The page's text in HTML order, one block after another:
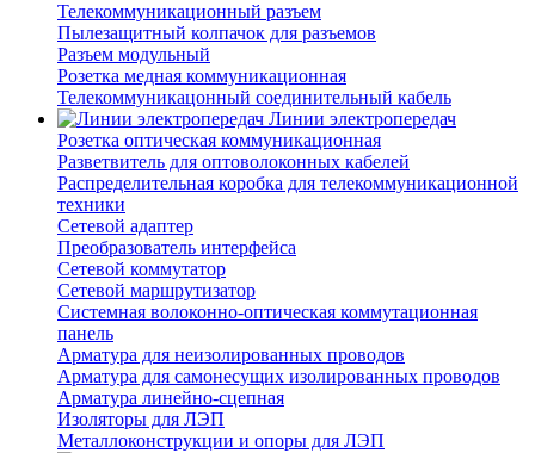
Телекоммуникационный разъем
Пылезащитный колпачок для разъемов
Разъем модульный
Розетка медная коммуникационная
Телекоммуникацонный соединительный кабель
Линии электропередач
Розетка оптическая коммуникационная
Разветвитель для оптоволоконных кабелей
Распределительная коробка для телекоммуникационной
техники
Сетевой адаптер
Преобразователь интерфейса
Сетевой коммутатор
Сетевой маршрутизатор
Системная волоконно-оптическая коммутационная
панель
Арматура для неизолированных проводов
Арматура для самонесущих изолированных проводов
Арматура линейно-сцепная
Изоляторы для ЛЭП
Металлоконструкции и опоры для ЛЭП